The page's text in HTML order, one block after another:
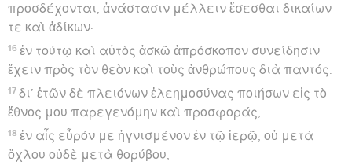
προσδέχονται, ἀνάστασιν μέλλειν ἔσεσθαι δικαίων
τε καὶ ἀδίκων·
16 ἐν τούτῳ καὶ αὐτὸς ἀσκῶ ἀπρόσκοπον συνείδησιν
ἔχειν πρὸς τὸν θεὸν καὶ τοὺς ἀνθρώπους διὰ παντός.
17 δι’ ἐτῶν δὲ πλειόνων ἐλεημοσύνας ποιήσων εἰς τὸ
ἔθνος μου παρεγενόμην καὶ προσφοράς,
18 ἐν αἷς εὗρόν με ἡγνισμένον ἐν τῷ ἱερῷ, οὐ μετὰ
ὄχλου οὐδὲ μετὰ θορύβου,